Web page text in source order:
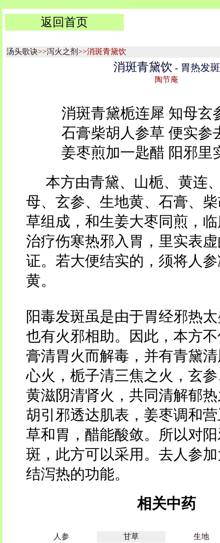
返回首页
汤头歌诀>>泻火之剂 >>消斑青黛饮
消斑青黛饮 - 胃热发斑
陶节庵
消斑青黛栀连犀 知母玄
石膏柴胡人参草 便实参
姜枣煎加一匙醋 阳邪里
本方由青黛、山栀、黄连
母、玄参、生地黄、石膏、
草组成，和生姜大枣同煎，
治疗伤寒热邪入胃，里实表
证。若大便结实的，须将人
黄。
阳毒发斑虽是由于胃经邪热
也有火邪相助。因此，本方
膏清胃火而解毒，并有青黛
心火，栀子清三焦之火，玄
黄滋阴清肾火，共同清解郁
胡引邪透达肌表，姜枣调和
草和胃，醋能酸敛。所以对
斑，此方可以采用。去人参
结泻热的功能。
相关中药
人参 甘草
生地